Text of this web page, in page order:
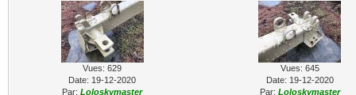
Vues: 629
Date: 19-12-2020
Par: Loloskymaster
Vues: 645
Date: 19-12-2020
Par: Loloskymaster